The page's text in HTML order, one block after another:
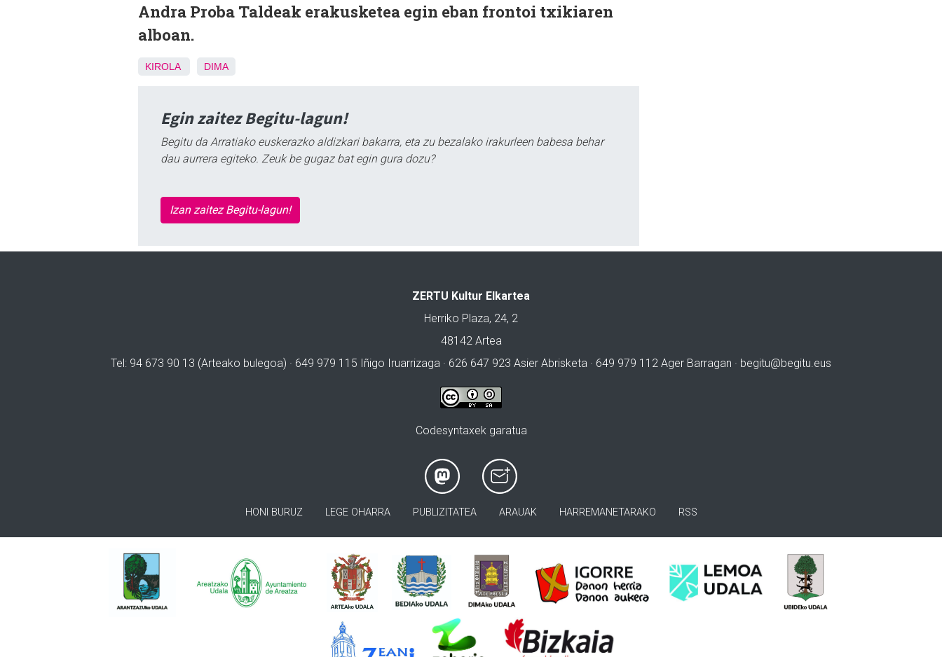
Andra Proba Taldeak erakusketea egin eban frontoi txikiaren
alboan.
KIROLA DIMA
Egin zaitez Begitu-lagun!
Begitu da Arratiako euskerazko aldizkari bakarra, eta zu bezalako irakurleen babesa behar
dau aurrera egiteko. Zeuk be gugaz bat egin gura dozu?
Izan zaitez Begitu-lagun!
ZERTU Kultur Elkartea
Herriko Plaza, 24, 2
48142 Artea
Tel: 94 673 90 13 (Arteako bulegoa) · 649 979 115 Iñigo Iruarrizaga · 626 647 923 Asier Abrisketa · 649 979 112 Ager Barragan · begitu@begitu.eus
Codesyntaxek garatua
HONI BURUZ LEGE OHARRA PUBLIZITATEA ARAUAK HARREMANETARAKO RSS